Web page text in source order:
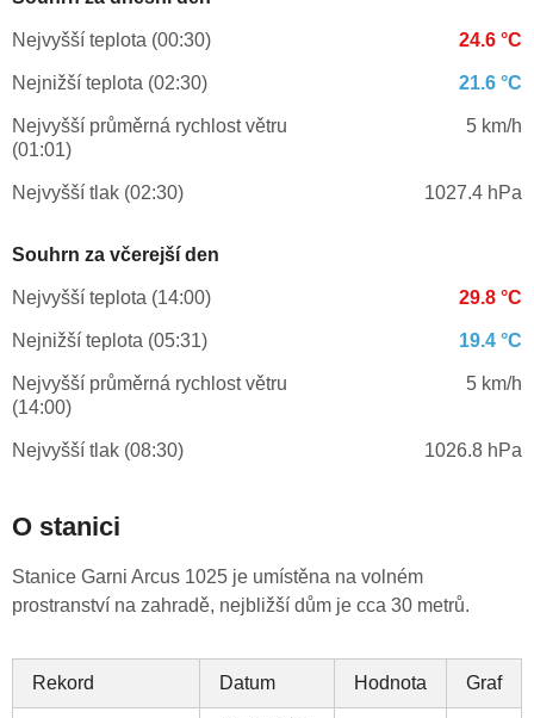
Nejvyšší teplota (00:30) 24.6 °C
Nejnižší teplota (02:30) 21.6 °C
Nejvyšší průměrná rychlost větru
(01:01)
5 km/h
Nejvyšší tlak (02:30) 1027.4 hPa
Souhrn za včerejší den
Nejvyšší teplota (14:00) 29.8 °C
Nejnižší teplota (05:31) 19.4 °C
Nejvyšší průměrná rychlost větru
(14:00)
5 km/h
Nejvyšší tlak (08:30) 1026.8 hPa
O stanici
Stanice Garni Arcus 1025 je umístěna na volném
prostranství na zahradě, nejbližší dům je cca 30 metrů.
Rekord Datum Hodnota Graf